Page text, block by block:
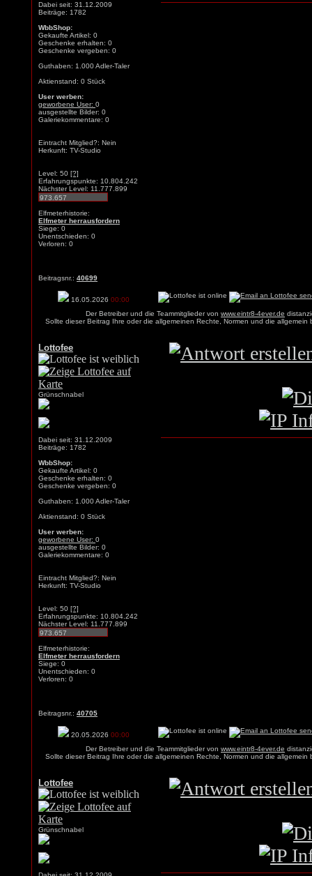
Dabei seit: 31.12.2009
Beiträge: 1782
WbbShop:
Gekaufte Artikel: 0
Geschenke erhalten: 0
Geschenke vergeben: 0
Guthaben: 1.000 Adler-Taler
Aktienstand: 0 Stück
User werben:
geworbene User: 0
ausgestellte Bilder: 0
Galeriekommentare: 0
Eintracht Mitglied?: Nein
Herkunft: TV-Studio
Level: 50 [?]
Erfahrungspunkte: 10.804.242
Nächster Level: 11.777.899
Elfmeterhistorie:
Elfmeter herrausfordern
Siege: 0
Unentschieden: 0
Verloren: 0
Beitragsnr.: 40699
16.05.2026 00:00
Der Betreiber und die Teammitglieder von www.eintr8-4ever.de
Sollte dieser Beitrag Ihre oder die allgemeinen Rechte, Normen und die
Lottofee
Grünschnabel
Dabei seit: 31.12.2009
Beiträge: 1782
WbbShop:
Gekaufte Artikel: 0
Geschenke erhalten: 0
Geschenke vergeben: 0
Guthaben: 1.000 Adler-Taler
Aktienstand: 0 Stück
User werben:
geworbene User: 0
ausgestellte Bilder: 0
Galeriekommentare: 0
Eintracht Mitglied?: Nein
Herkunft: TV-Studio
Level: 50 [?]
Erfahrungspunkte: 10.804.242
Nächster Level: 11.777.899
Elfmeterhistorie:
Elfmeter herrausfordern
Siege: 0
Unentschieden: 0
Verloren: 0
Beitragsnr.: 40705
20.05.2026 00:00
Der Betreiber und die Teammitglieder von www.eintr8-4ever.de
Sollte dieser Beitrag Ihre oder die allgemeinen Rechte, Normen und die
Lottofee
Grünschnabel